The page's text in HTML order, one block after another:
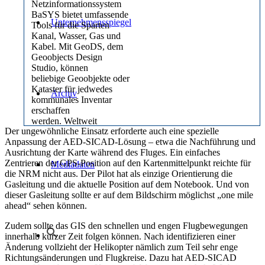
Unternehmensspiegel
Archiv
Mediadaten
Netzinformationssystem
BaSYS bietet umfassende
Tools für die Sparten
Kanal, Wasser, Gas und
Kabel. Mit GeoDS, dem
Geoobjects Design
Studio, können
beliebige Geoobjekte oder
Kataster für jedwedes
kommunales Inventar
erschaffen
werden. Weltweit
einzigartig lassen sich
BARTHAUER Produkte
dank
Multiplattformkonzept
investitionssichernd in alle
GIS/CAD-Systeme
integrieren.
BIL eG
BIL steht für
Bundesweites
Informationssystem zur
Leitungsrecherche. Als
Der ungewöhnliche Einsatz erforderte auch eine spezielle
Anpassung der AED-SICAD-Lösung – etwa die Nachführung und
Ausrichtung der Karte während des Fluges. Ein einfaches
Zentrieren der GPS-Position auf den Kartenmittelpunkt reichte für
die NRM nicht aus. Der Pilot hat als einzige Orientierung die
Gasleitung und die aktuelle Position auf dem Notebook. Und von
dieser Gasleitung sollte er auf dem Bildschirm möglichst „one mile
ahead“ sehen können.
Zudem sollte das GIS den schnellen und engen Flugbewegungen
innerhalb kurzer Zeit folgen können. Nach identifizieren einer
Änderung vollzieht der Helikopter nämlich zum Teil sehr enge
Richtungsänderungen und Flugkreise. Dazu hat AED-SICAD